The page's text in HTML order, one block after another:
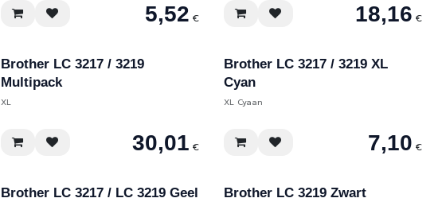
5,52 € 18,16 €
Brother LC 3217 / 3219
Multipack
XL
30,01 €
Brother LC 3217 / 3219 XL
Cyan
XL Cyaan
7,10 €
Brother LC 3217 / LC 3219 Geel Brother LC 3219 Zwart